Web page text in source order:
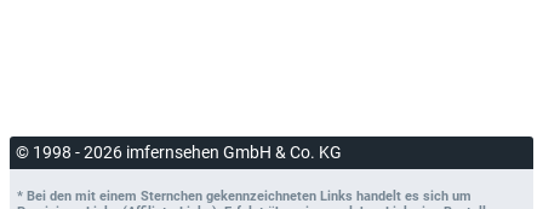
© 1998 - 2026 imfernsehen GmbH & Co. KG
* Bei den mit einem Sternchen gekennzeichneten Links handelt es sich um